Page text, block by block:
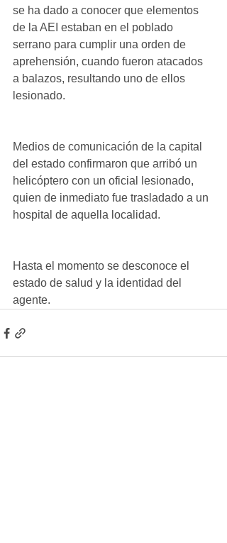
se ha dado a conocer que elementos
de la AEI estaban en el poblado
serrano para cumplir una orden de
aprehensión, cuando fueron atacados
a balazos, resultando uno de ellos
lesionado.
Medios de comunicación de la capital
del estado confirmaron que arribó un
helicóptero con un oficial lesionado,
quien de inmediato fue trasladado a un
hospital de aquella localidad.
Hasta el momento se desconoce el
estado de salud y la identidad del
agente.